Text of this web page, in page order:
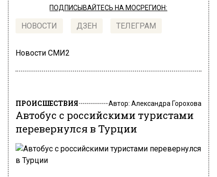
ПОДПИСЫВАЙТЕСЬ НА МОСРЕГИОН:
НОВОСТИ ДЗЕН ТЕЛЕГРАМ
Новости СМИ2
ПРОИСШЕСТВИЯ Автор: Александра Горохова
Автобус с российскими туристами
перевернулся в Турции